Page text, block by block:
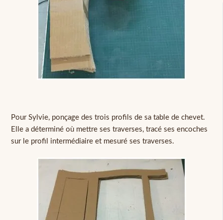
Pour Sylvie, ponçage des trois profils de sa table de chevet.
Elle a déterminé où mettre ses traverses, tracé ses encoches
sur le profil intermédiaire et mesuré ses traverses.